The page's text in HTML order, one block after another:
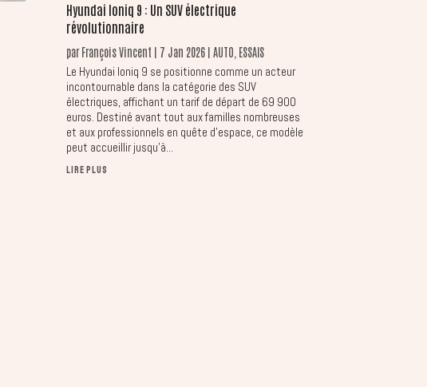
Hyundai Ioniq 9 : Un SUV électrique
révolutionnaire
parFrançois Vincent | 7 Jan 2026| AUTO ESSAIS
Le Hyundai Ioniq 9 se positionne comme un acteur
incontournable dans la catégorie des SUV
électriques, affichant un tarif de départ de 69 900
euros. Destiné avant tout aux familles nombreuses
et aux professionnels en quête d’espace, ce modèle
peut accueillir jusqu’à...
LIRE PLUS